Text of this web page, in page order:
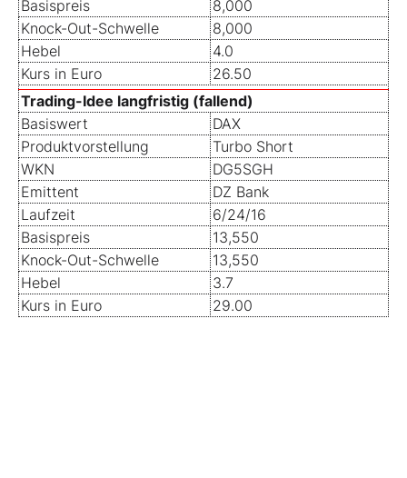
Basispreis
8,000
Knock-Out-Schwelle
8,000
Hebel
4.0
Kurs in Euro
26.50
Trading-Idee langfristig (fallend)
Basiswert
DAX
Produktvorstellung
Turbo Short
WKN
DG5SGH
Emittent
DZ Bank
Laufzeit
6/24/16
Basispreis
13,550
Knock-Out-Schwelle
13,550
Hebel
3.7
Kurs in Euro
29.00